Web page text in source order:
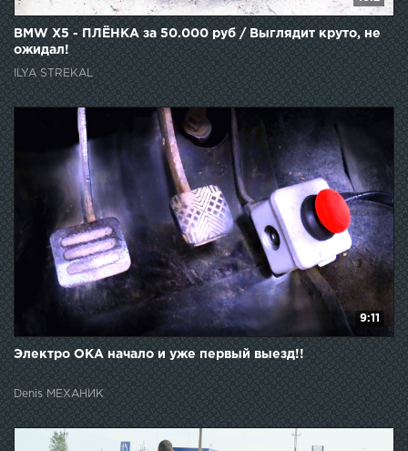
BMW X5 - ПЛЁНКА за 50.000 руб / Выглядит круто, не
ожидал!
ILYA STREKAL
9:11
Электро ОКА начало и уже первый выезд!!
Denis МЕХАНИК